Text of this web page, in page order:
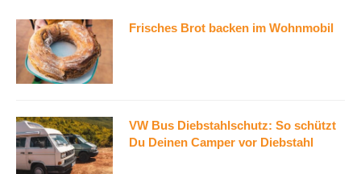
Frisches Brot backen im Wohnmobil
VW Bus Diebstahlschutz: So schützt
Du Deinen Camper vor Diebstahl